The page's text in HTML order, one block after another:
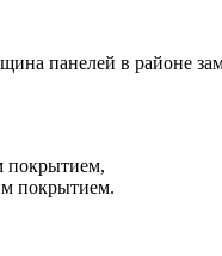
панелей в районе
покрытием,
покрытием.